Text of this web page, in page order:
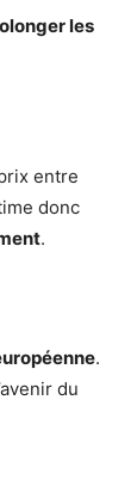
les
entre
donc
.
.
du